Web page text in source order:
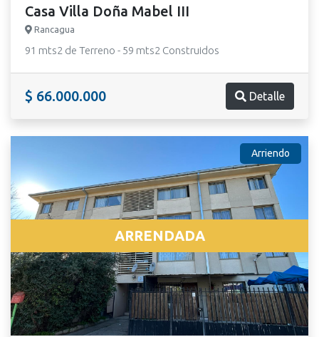
Casa Villa Doña Mabel III
Rancagua
91 mts2 de Terreno - 59 mts2 Construidos
$ 66.000.000 Detalle
Arriendo
ARRENDADA